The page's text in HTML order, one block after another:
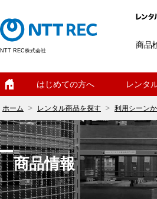
NTT REC株式会社
商品
はじめての方へ レンタ
ホーム レンタル商品を探す 利用シーン
商品情報